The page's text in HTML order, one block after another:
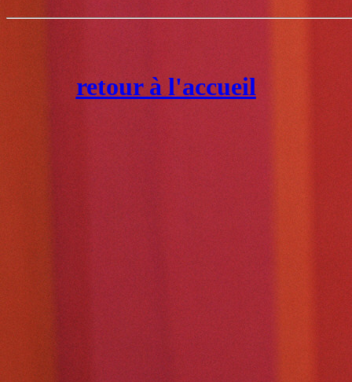
retour à l'accueil